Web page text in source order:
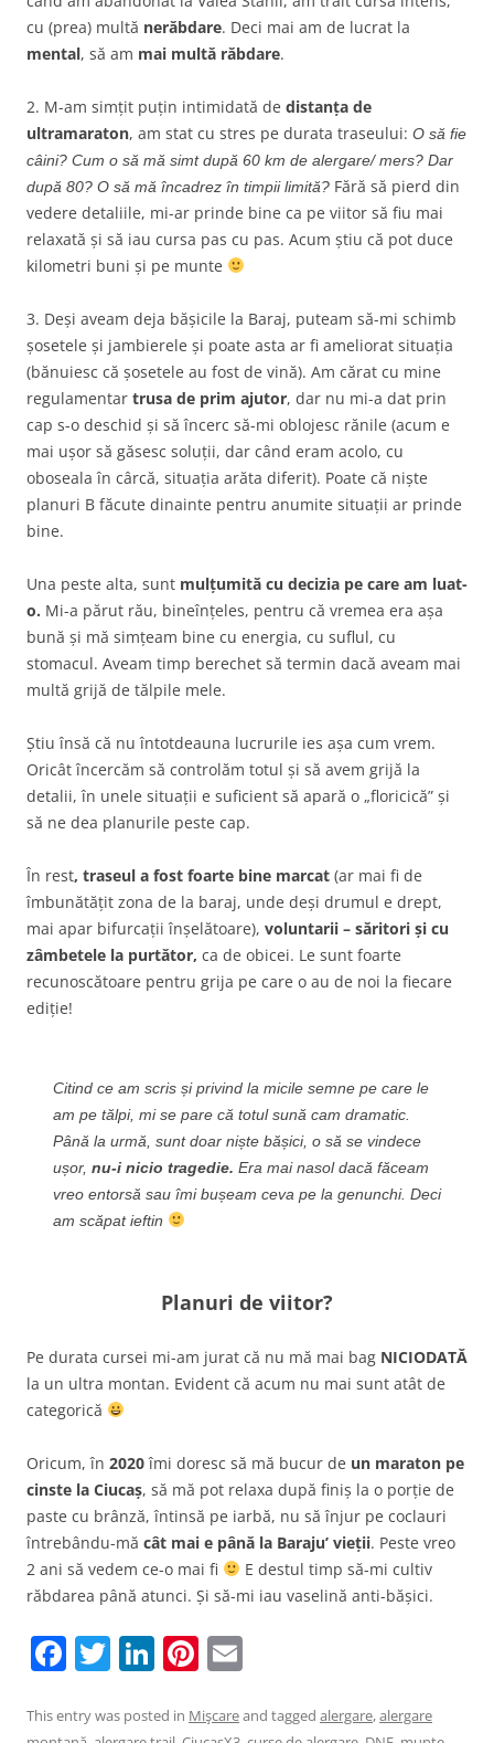
cu (prea) multă nerăbdare. Deci mai am de lucrat la
mental, să am mai multă răbdare.
2. M-am simțit puțin intimidată de distanța de
ultramaraton, am stat cu stres pe durata traseului: O să fie
câini? Cum o să mă simt după 60 km de alergare/ mers? Dar
după 80? O să mă încadrez în timpii limită? Fără să pierd din
vedere detaliile, mi-ar prinde bine ca pe viitor să fiu mai
relaxată și să iau cursa pas cu pas. Acum știu că pot duce
kilometri buni și pe munte
3. Deși aveam deja bășicile la Baraj, puteam să-mi schimb
șosetele și jambierele și poate asta ar fi ameliorat situația
(bănuiesc că șosetele au fost de vină). Am cărat cu mine
regulamentar trusa de prim ajutor, dar nu mi-a dat prin
cap s-o deschid și să încerc să-mi oblojesc rănile (acum e
mai ușor să găsesc soluții, dar când eram acolo, cu
oboseala în cârcă, situația arăta diferit). Poate că niște
planuri B făcute dinainte pentru anumite situații ar prinde
bine.
Una peste alta, sunt mulțumită cu decizia pe care am luat-
o. Mi-a părut rău, bineînțeles, pentru că vremea era așa
bună și mă simțeam bine cu energia, cu suflul, cu
stomacul. Aveam timp berechet să termin dacă aveam mai
multă grijă de tălpile mele.
Știu însă că nu întotdeauna lucrurile ies așa cum vrem.
Oricât încercăm să controlăm totul și să avem grijă la
detalii, în unele situații e suficient să apară o „floricică” și
să ne dea planurile peste cap.
În rest, traseul a fost foarte bine marcat (ar mai fi de
îmbunătățit zona de la baraj, unde deși drumul e drept,
mai apar bifurcații înșelătoare), voluntarii – săritori și cu
zâmbetele la purtător, ca de obicei. Le sunt foarte
recunoscătoare pentru grija pe care o au de noi la fiecare
ediție!
Citind ce am scris și privind la micile semne pe care le
am pe tălpi, mi se pare că totul sună cam dramatic.
Până la urmă, sunt doar niște bășici, o să se vindece
ușor, nu-i nicio tragedie. Era mai nasol dacă făceam
vreo entorsă sau îmi bușeam ceva pe la genunchi. Deci
am scăpat ieftin
Planuri de viitor?
Pe durata cursei mi-am jurat că nu mă mai bag NICIODATĂ
la un ultra montan. Evident că acum nu mai sunt atât de
categorică
Oricum, în 2020îmi doresc să mă bucur de un maraton pe
cinste la Ciucaș, să mă pot relaxa după finiș la o porție de
paste cu brânză, întinsă pe iarbă, nu să înjur pe coclauri
întrebându-mă cât mai e până la Baraju’ vieții. Peste vreo
2 ani să vedem ce-o mai fi
E destul timp să-mi cultiv
răbdarea până atunci. Și să-mi iau vaselină anti-bășici.
F
c
T
itt
Li
k
Pi
er ai
This entry was posted in Mişcareand tagged alergare,alergare